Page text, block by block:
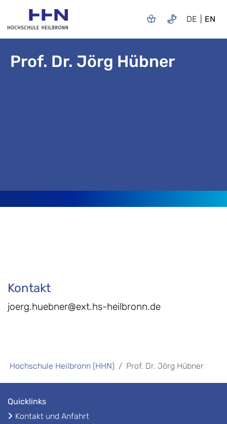
DE EN
Prof. Dr. Jörg Hübner
Kontakt
joerg.huebner@ext.hs-heilbronn.de
Hochschule Heilbronn (HHN) Prof. Dr. Jörg Hübner
Quicklinks
Kontakt und Anfahrt